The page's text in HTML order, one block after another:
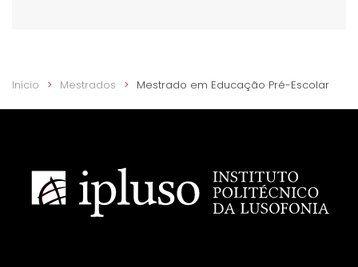
Início Mestrados Mestrado em Educação Pré-Escolar